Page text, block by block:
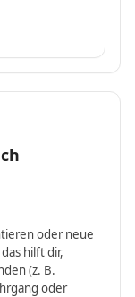
oder neue
hilft dir,
(z. B.
oder